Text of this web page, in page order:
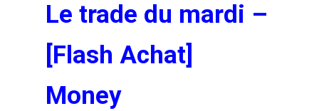
Le trade du mardi –
[Flash Achat]
Money